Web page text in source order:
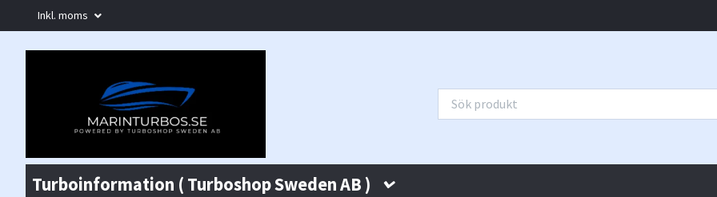
Inkl. moms
Turboinformation ( Turboshop Sweden AB )